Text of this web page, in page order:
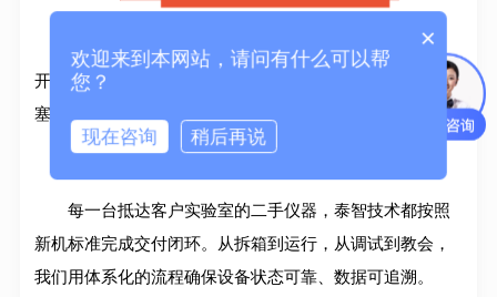
对实验人员进行液相系统日常维护培训，内容包括：
开关机流程、流动相更换、压力曲线判读（判断管路堵
塞）、简单故障排除方法。当场实操，确保独立上手。
每一台抵达客户实验室的二手仪器，泰智技术都按照
新机标准完成交付闭环。从拆箱到运行，从调试到教会，
我们用体系化的流程确保设备状态可靠、数据可追溯。
×
欢迎来到本网站，请问有什么可以帮
您？
现在咨询 稍后再说